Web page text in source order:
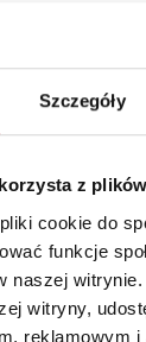
Szczegóły
z
cookie do
funkcje
naszej
witryny,
reklamowym
się obrazkom
nazwie
KOMLOGO
2021-07-
Zabawki